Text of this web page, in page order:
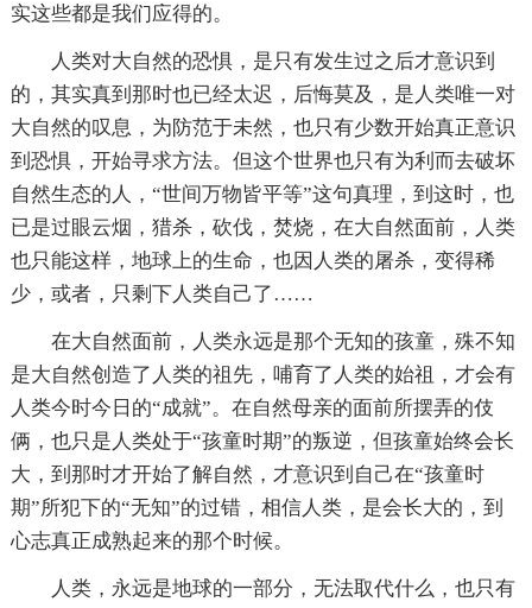
实这些都是我们应得的。
人类对大自然的恐惧，是只有发生过之后才意识到
的，其实真到那时也已经太迟，后悔莫及，是人类唯一对
大自然的叹息，为防范于未然，也只有少数开始真正意识
到恐惧，开始寻求方法。但这个世界也只有为利而去破坏
自然生态的人，“世间万物皆平等”这句真理，到这时，也
已是过眼云烟，猎杀，砍伐，焚烧，在大自然面前，人类
也只能这样，地球上的生命，也因人类的屠杀，变得稀
少，或者，只剩下人类自己了……
在大自然面前，人类永远是那个无知的孩童，殊不知
是大自然创造了人类的祖先，哺育了人类的始祖，才会有
人类今时今日的“成就”。在自然母亲的面前所摆弄的伎
俩，也只是人类处于“孩童时期”的叛逆，但孩童始终会长
大，到那时才开始了解自然，才意识到自己在“孩童时
期”所犯下的“无知”的过错，相信人类，是会长大的，到
心志真正成熟起来的那个时候。
人类，永远是地球的一部分，无法取代什么，也只有